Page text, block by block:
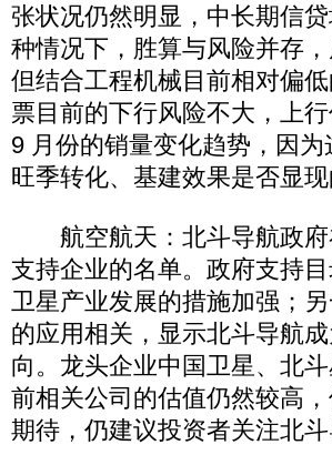
张状况仍然明显，中长期信
种情况下，胜算与风险并存
但结合工程机械目前相对偏
票目前的下行风险不大，上
9 月份的销量变化趋势，因
旺季转化、基建效果是否显现
航空航天：北斗导航政府
支持企业的名单。政府支持
卫星产业发展的措施加强；
的应用相关，显示北斗导航
向。龙头企业中国卫星、北
前相关公司的估值仍然较高
期待，仍建议投资者关注北